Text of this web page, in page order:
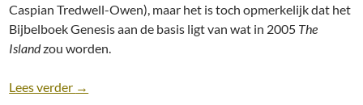
Caspian Tredwell-Owen), maar het is toch opmerkelijk dat het
Bijbelboek Genesis aan de basis ligt van wat in 2005 The
Islandzou worden.
Lees verder Religie in film: The Island (Michael Bay, 2005)
→